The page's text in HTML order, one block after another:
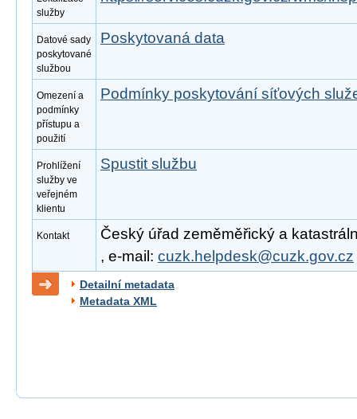
služby
Datové sady
poskytované
službou
Poskytovaná data
Omezení a
podmínky
přístupu a
použití
Podmínky poskytování síťových
Prohlížení
služby ve
veřejném
klientu
Spustit službu
Kontakt
Český úřad zeměměřický a
, e-mail: cuzk.helpdesk@cuzk.gov.cz
Detailní metadata
Metadata XML